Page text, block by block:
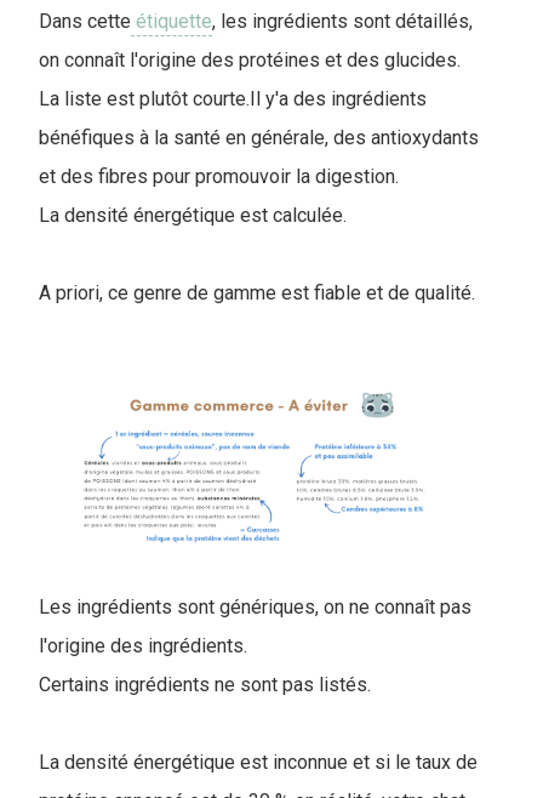
Dans cette étiquette, les ingrédients sont détaillés,
on connaît l'origine des protéines et des glucides.
La liste est plutôt courte.Il y'a des ingrédients
bénéfiques à la santé en générale, des antioxydants
et des fibres pour promouvoir la digestion.
La densité énergétique est calculée.
A priori, ce genre de gamme est fiable et de qualité.
Les ingrédients sont génériques, on ne connaît pas
l'origine des ingrédients.
Certains ingrédients ne sont pas listés.
La densité énergétique est inconnue et si le taux de